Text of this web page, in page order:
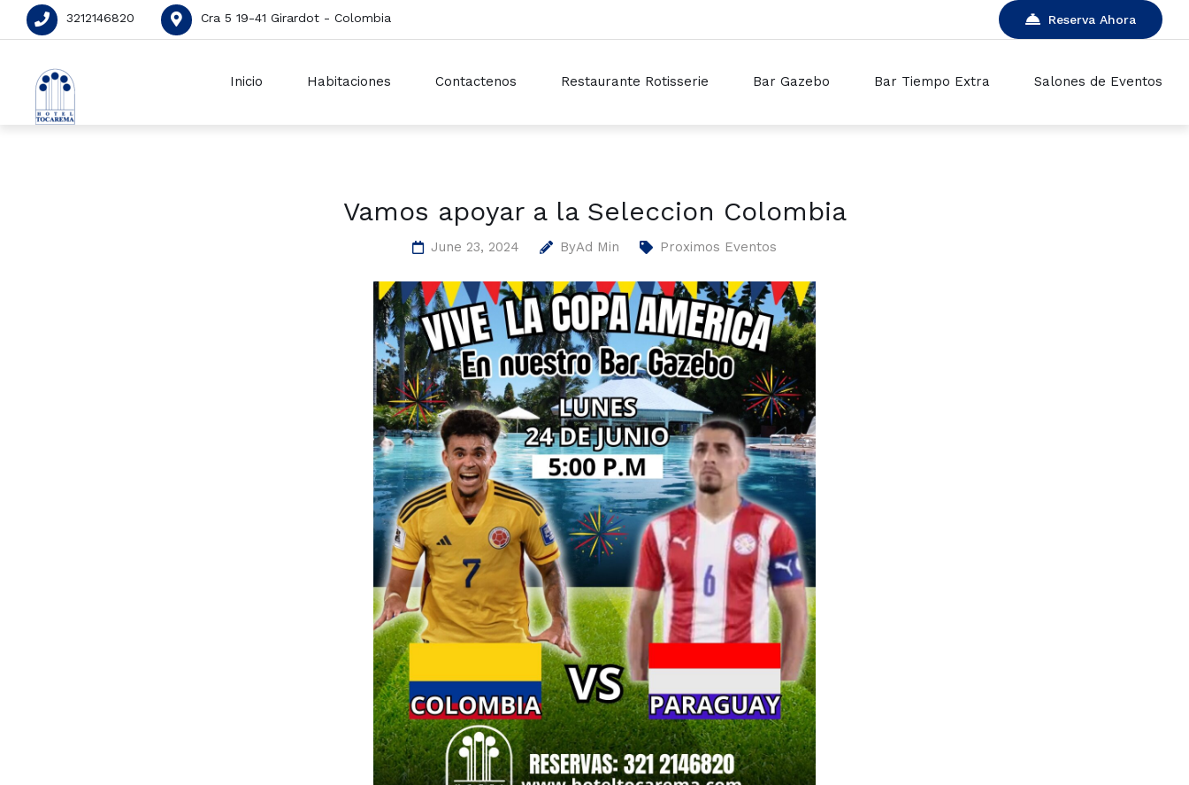
3212146820 Cra 5 19-41 Girardot - Colombia Reserva Ahora
Inicio Habitaciones Contactenos Restaurante Rotisserie Bar Gazebo Bar Tiempo Extra Salones de Eventos
Vamos apoyar a la Seleccion Colombia
June 23, 2024 ByAd Min Proximos Eventos